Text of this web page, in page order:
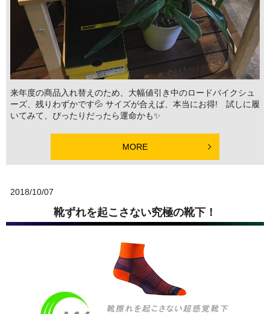
来年度の商品入れ替えのため、大幅値引き中のロードバイクシュ
ーズ、残りわずかです💦 サイズが合えば、本当にお得! 試しに履
いてみて、ぴったりだったら運命かも✨
MORE
2018/10/07
靴ずれを起こさない究極の靴下！